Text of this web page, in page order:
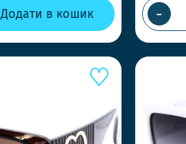
Додати в кошик -
ВІДПРАВКА У
ПРИ
Працюємо
товар коли
НОВІ СТИЛЬНІ